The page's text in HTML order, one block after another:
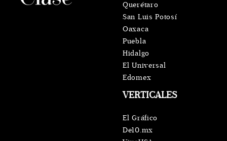
VERTICALES
El Gráfico
De10.mx
Querétaro
San Luis Potosí
Oaxaca
Puebla
Hidalgo
El Universal
Edomex